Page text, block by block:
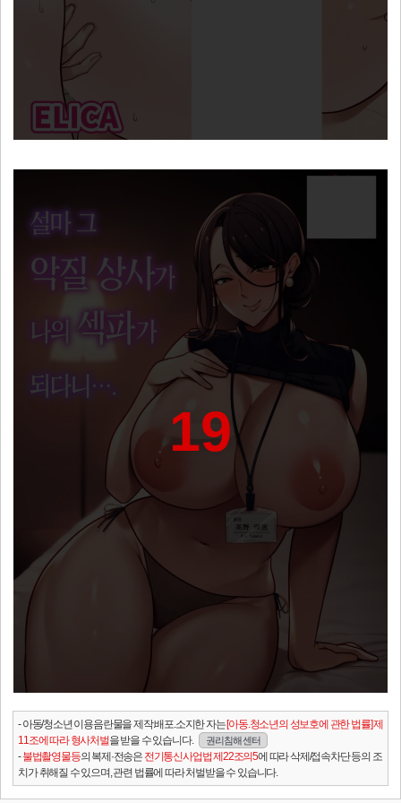
19
- 아동/청소년 이용음란물을 제작.배포.소지한 자는[아동.청소년의 성보호에 관한 법률] 제
11조에 따라 형사처벌을 받을 수 있습니다. 권리침해 센터
-불법촬영물등의 복제·전송은 전기통신사업법 제22조의5에 따라 삭제/접속차단 등의 조
치가 취해질 수 있으며, 관련 법률에 따라 처벌받을 수 있습니다.